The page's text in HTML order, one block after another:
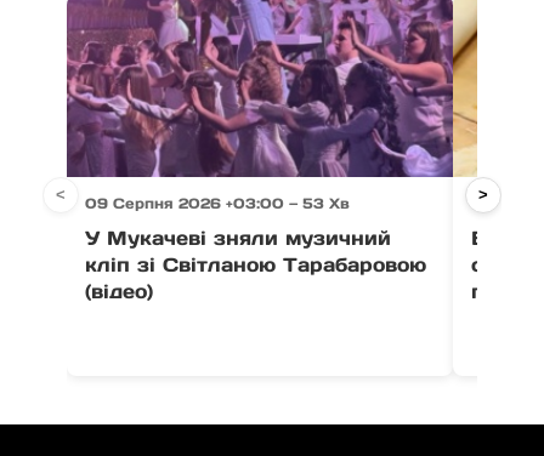
09 Серпня 2026 +03:00 — 53 Хв
У Мукачеві зняли музичний
кліп зі Світланою Тарабаровою
(відео)
09
В
< >